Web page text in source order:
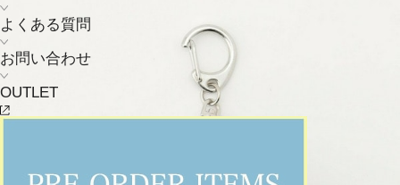
よくある質問
お問い合わせ
OUTLET